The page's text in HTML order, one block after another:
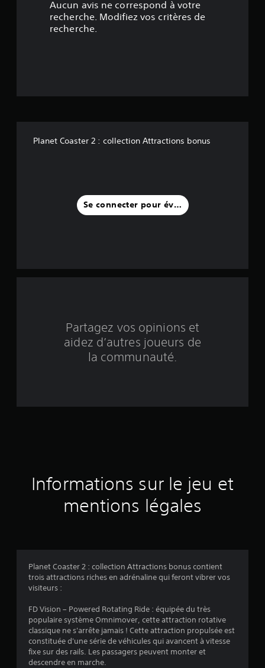
e
n
e
r
v
u
Aucun avis ne correspond à votre
recherche. Modifiez vos critères de
recherche.
Planet Coaster 2 : collection Attractions bonus
Se connecter pour évaluer
Partagez vos opinions et
aidez d’autres joueurs de
la communauté.
Informations sur le jeu et
mentions légales
Planet Coaster 2 : collection Attractions bonus contient
trois attractions riches en adrénaline qui feront vibrer vos
visiteurs :
FD Vision – Powered Rotating Ride : équipée du très
populaire système Omnimover, cette attraction rotative
classique ne s'arrête jamais ! Cette attraction propulsée est
constituée d'une série de véhicules qui avancent à vitesse
fixe sur des rails. Les passagers peuvent monter et
descendre en marche.